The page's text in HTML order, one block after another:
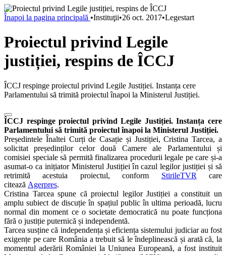
Înapoi la pagina principală •Instituţii•26 oct. 2017•Legestart
Proiectul privind Legile
justiției, respins de ÎCCJ
ÎCCJ respinge proiectul privind Legile Justiției. Instanța cere
Parlamentului să trimită proiectul înapoi la Ministerul Justiției.
ÎCCJ respinge proiectul privind Legile Justiției. Instanța cere
Parlamentului să trimită proiectul înapoi la Ministerul Justiției.
Președintele Înaltei Curți de Casație și Justiției, Cristina Tarcea, a
solicitat președinților celor două Camere ale Parlamentului și
comisiei speciale să permită finalizarea procedurii legale pe care și-a
asumat-o ca inițiator Ministerul Justiției în cazul legilor justiției și să
retrimită acestuia proiectul, conform StirileTVR care
citează Agerpres.
Cristina Tarcea spune că proiectul legilor Justiției a constituit un
amplu subiect de discuție în spațiul public în ultima perioadă, lucru
normal din moment ce o societate democratică nu poate funcționa
fără o justiție puternică și independentă.
Tarcea susține că independența și eficiența sistemului judiciar au fost
exigențe pe care România a trebuit să le îndeplinească și arată că, la
momentul aderării României la Uniunea Europeană, a fost instituit